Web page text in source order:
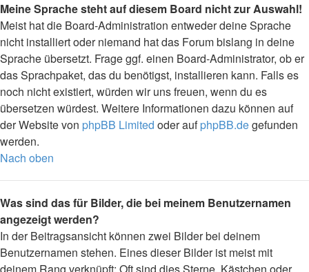
Meine Sprache steht auf diesem Board nicht zur Auswahl!
Meist hat die Board-Administration entweder deine Sprache
nicht installiert oder niemand hat das Forum bislang in deine
Sprache übersetzt. Frage ggf. einen Board-Administrator, ob er
das Sprachpaket, das du benötigst, installieren kann. Falls es
noch nicht existiert, würden wir uns freuen, wenn du es
übersetzen würdest. Weitere Informationen dazu können auf
der Website von phpBB Limited oder aufphpBB.degefunden
werden.
Nach oben
Was sind das für Bilder, die bei meinem Benutzernamen
angezeigt werden?
In der Beitragsansicht können zwei Bilder bei deinem
Benutzernamen stehen. Eines dieser Bilder ist meist mit